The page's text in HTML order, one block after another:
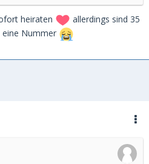
heiraten
allerdings sind 35
eine Nummer